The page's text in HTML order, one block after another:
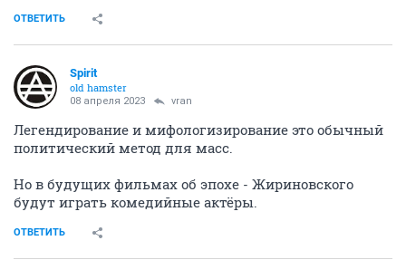
ОТВЕТИТЬ
Spirit
old hamster
08 апреля 2023 vran
Легендирование и мифологизирование это обычный
политический метод для масс.
Но в будущих фильмах об эпохе - Жириновского
будут играть комедийные актёры.
ОТВЕТИТЬ